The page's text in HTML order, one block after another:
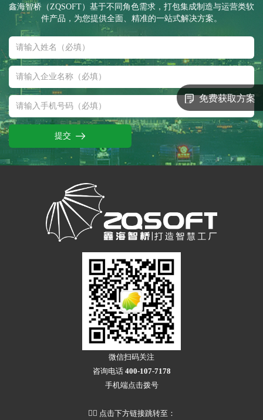
鑫海智桥（ZQSOFT）基于不同角色需求，打包集成制造与运营类软
件产品，为您提供全面、精准的一站式解决方案。
提交
微信扫码关注
咨询电话 400-107-7178
手机端点击拨号
👇🏻 点击下方链接跳转至：
免费获取方案